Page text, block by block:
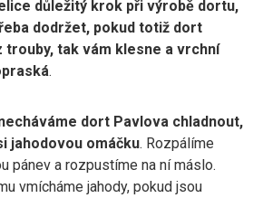
důležitý krok při výrobě dortu,
dodržet, pokud totiž dort
trouby, tak vám klesne a vrchní
.
dort Pavlova chladnout,
jahodovou omáčku. Rozpálíme
pánev a rozpustíme na ní máslo.
vmícháme jahody, pokud jsou